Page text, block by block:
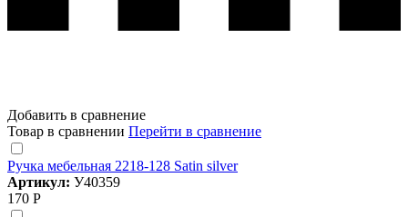
Добавить в сравнение
Товар в сравнении Перейти в сравнение
Ручка мебельная 2218-128 Satin silver
Артикул: У40359
170 Р